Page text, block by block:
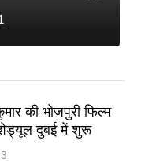
की भोजपुरी फिल्म
शेड्यूल दुबई में शुरू